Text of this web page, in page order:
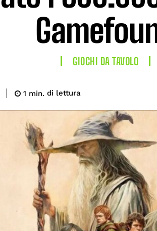
GIOCHI DA TAVOLO
1 min. di lettura